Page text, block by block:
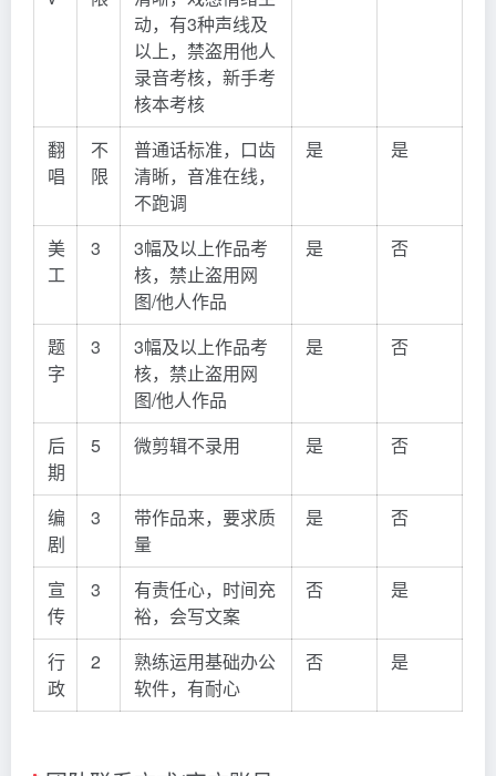
动，有3种声线及
以上，禁盗用他人
录音考核，新手考
核本考核
翻
唱
不
限
普通话标准，口齿
清晰，音准在线，
不跑调
是 是
美
工
3
3幅及以上作品考
核，禁止盗用网
图/他人作品
是 否
题
字
3
3幅及以上作品考
核，禁止盗用网
图/他人作品
是 否
后
期
5 微剪辑不录用 是 否
编
剧
3
带作品来，要求质
量
是 否
宣
传
3
有责任心，时间充
裕，会写文案
否 是
行
政
2
熟练运用基础办公
软件，有耐心
否 是